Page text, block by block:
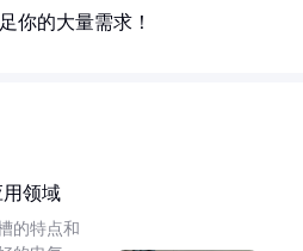
你的大量需求！
领域
的特点和